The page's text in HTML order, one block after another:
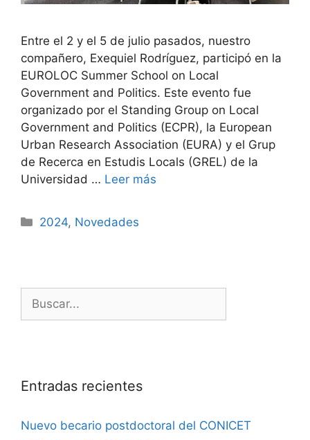
Entre el 2 y el 5 de julio pasados, nuestro
compañero, Exequiel Rodríguez, participó en la
EUROLOC Summer School on Local
Government and Politics. Este evento fue
organizado por el Standing Group on Local
Government and Politics (ECPR), la European
Urban Research Association (EURA) y el Grup
de Recerca en Estudis Locals (GREL) de la
Universidad … Leer más
2024, Novedades
Entradas recientes
Nuevo becario postdoctoral del CONICET